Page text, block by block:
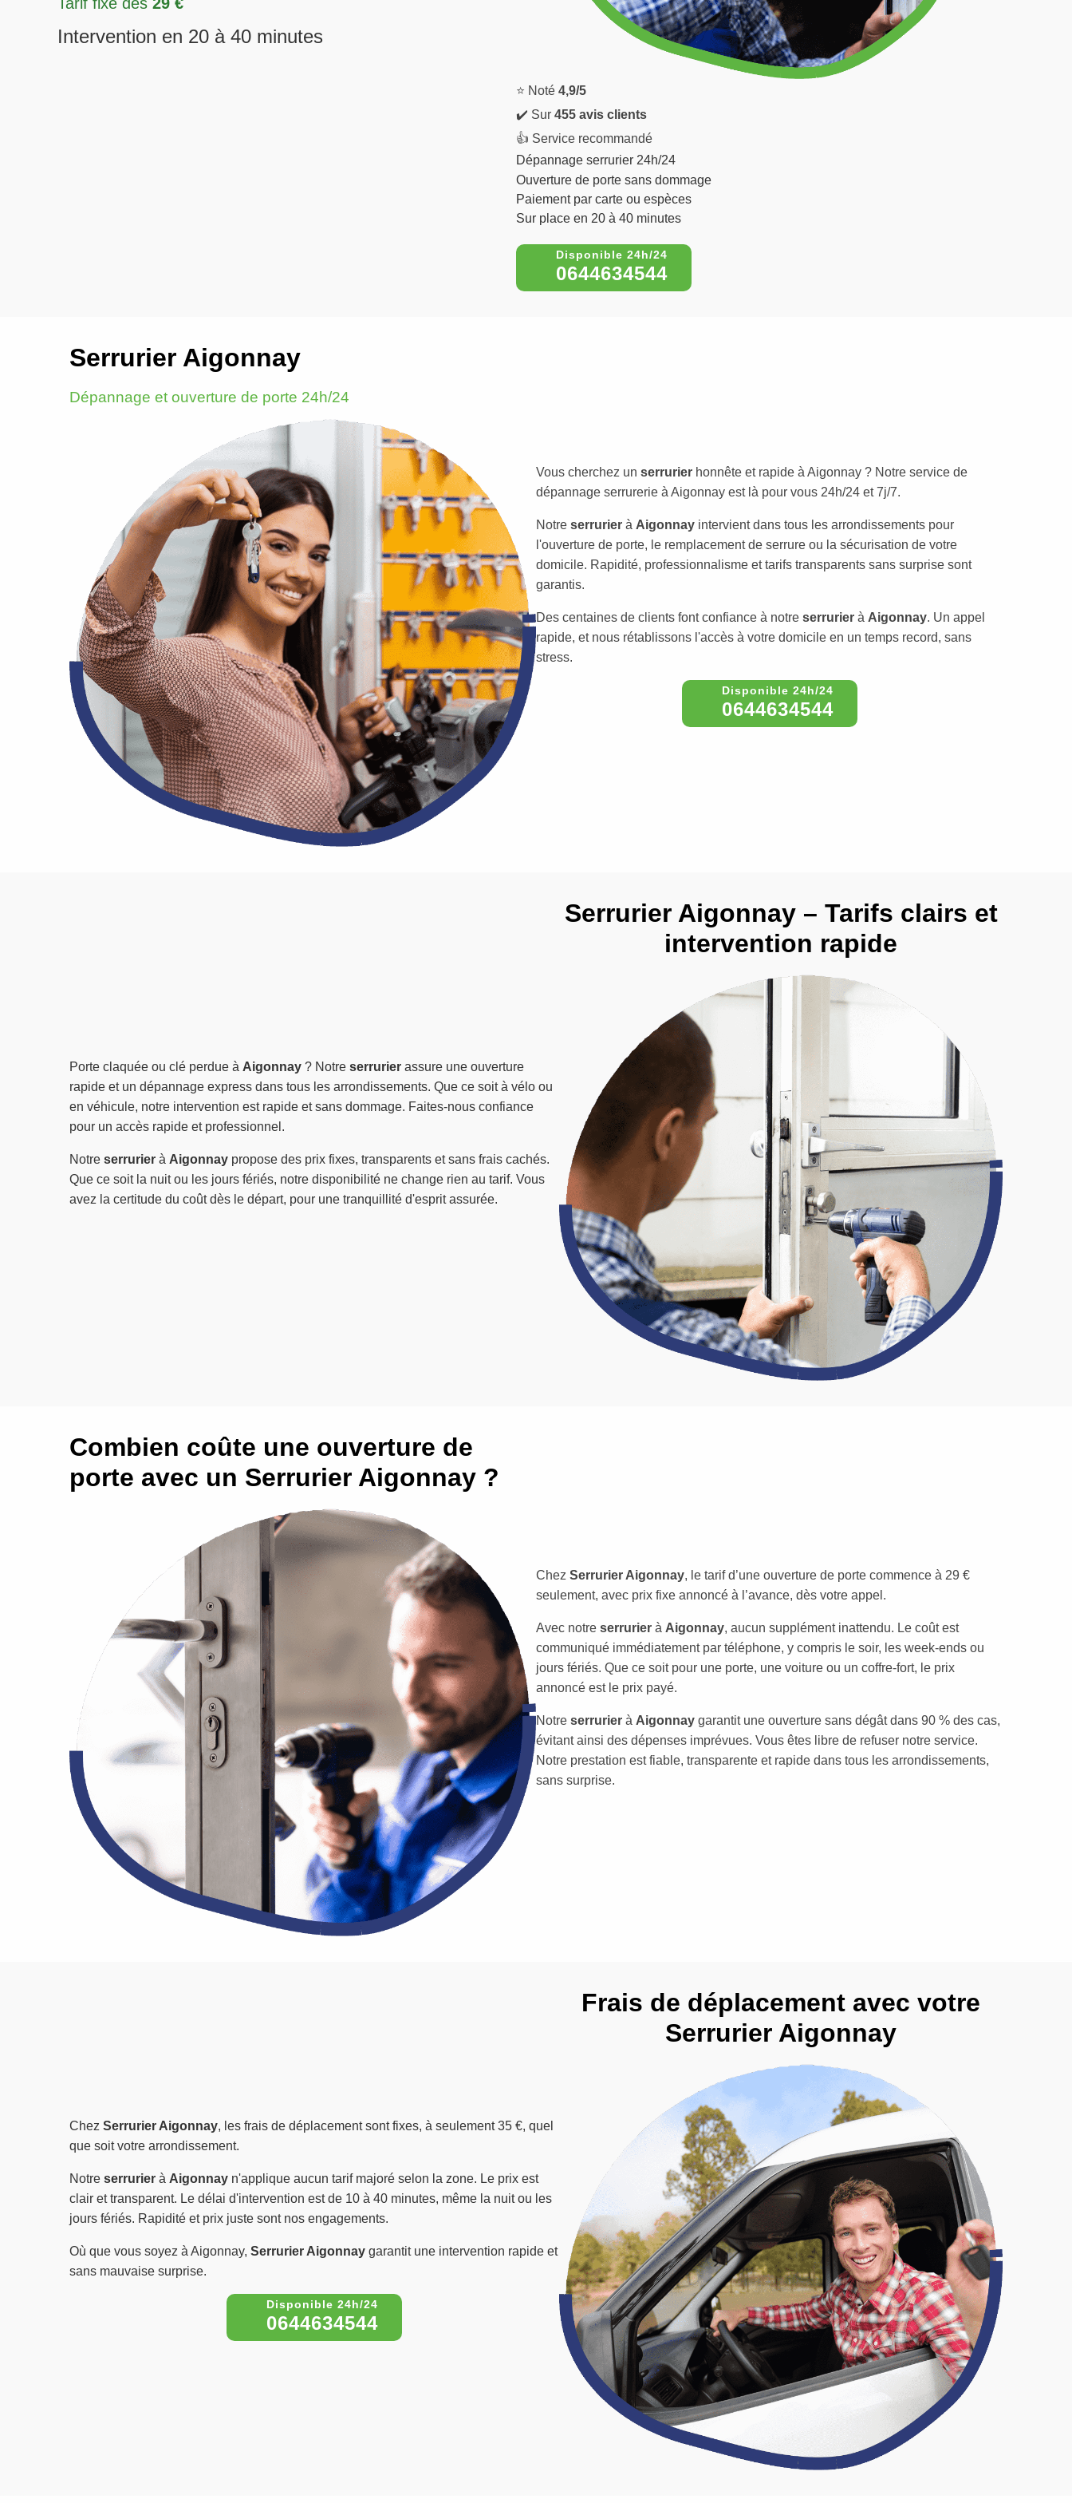
Tarif fixe dès 29 €
Intervention en 20 à 40 minutes
⭐ Noté 4,9/5
✔️ Sur 455 avis clients
👍 Service recommandé
Dépannage serrurier 24h/24
Ouverture de porte sans dommage
Paiement par carte ou espèces
Sur place en 20 à 40 minutes
0644634544
Serrurier Aigonnay
Dépannage et ouverture de porte 24h/24
Vous cherchez un serrurier honnête et rapide à Aigonnay ? Notre service de
dépannage serrurerie à Aigonnay est là pour vous 24h/24 et 7j/7.
Notre serrurier à Aigonnay intervient dans tous les arrondissements pour
l'ouverture de porte, le remplacement de serrure ou la sécurisation de votre
domicile. Rapidité, professionnalisme et tarifs transparents sans surprise sont
garantis.
Des centaines de clients font confiance à notre serrurier à Aigonnay. Un appel
rapide, et nous rétablissons l'accès à votre domicile en un temps record, sans
stress.
0644634544
Porte claquée ou clé perdue à Aigonnay ? Notre serrurier assure une ouverture
rapide et un dépannage express dans tous les arrondissements. Que ce soit à vélo ou
en véhicule, notre intervention est rapide et sans dommage. Faites-nous confiance
pour un accès rapide et professionnel.
Notre serrurier à Aigonnay propose des prix fixes, transparents et sans frais cachés.
Que ce soit la nuit ou les jours fériés, notre disponibilité ne change rien au tarif. Vous
avez la certitude du coût dès le départ, pour une tranquillité d'esprit assurée.
Serrurier Aigonnay – Tarifs clairs et
intervention rapide
Combien coûte une ouverture de
porte avec un Serrurier Aigonnay ?
Chez Serrurier Aigonnay, le tarif d’une ouverture de porte commence à 29 €
seulement, avec prix fixe annoncé à l’avance, dès votre appel.
Avec notre serrurier à Aigonnay, aucun supplément inattendu. Le coût est
communiqué immédiatement par téléphone, y compris le soir, les week-ends ou
jours fériés. Que ce soit pour une porte, une voiture ou un coffre-fort, le prix
annoncé est le prix payé.
Notre serrurier à Aigonnay garantit une ouverture sans dégât dans 90 % des cas,
évitant ainsi des dépenses imprévues. Vous êtes libre de refuser notre service.
Notre prestation est fiable, transparente et rapide dans tous les arrondissements,
sans surprise.
Chez Serrurier Aigonnay, les frais de déplacement sont fixes, à seulement 35 €, quel
que soit votre arrondissement.
Notre serrurier à Aigonnay n'applique aucun tarif majoré selon la zone. Le prix est
clair et transparent. Le délai d'intervention est de 10 à 40 minutes, même la nuit ou les
jours fériés. Rapidité et prix juste sont nos engagements.
Où que vous soyez à Aigonnay, Serrurier Aigonnay garantit une intervention rapide et
sans mauvaise surprise.
0644634544
Frais de déplacement avec votre
Serrurier Aigonnay